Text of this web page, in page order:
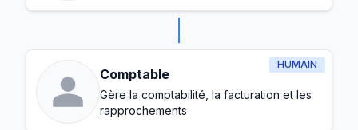
HUMAIN
Comptable
Gère la comptabilité, la facturation et les
rapprochements